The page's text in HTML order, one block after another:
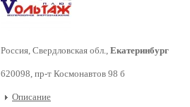
Россия, Свердловская обл., Екатеринбург
620098, пр-т Космонавтов 98 б
Описание